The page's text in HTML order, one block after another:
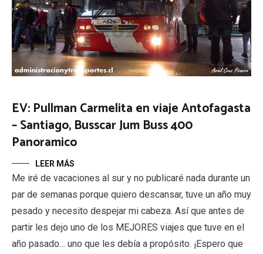
EV: Pullman Carmelita en viaje Antofagasta
– Santiago, Busscar Jum Buss 400
Panoramico
LEER MÁS
Me iré de vacaciones al sur y no publicaré nada durante un
par de semanas porque quiero descansar, tuve un año muy
pesado y necesito despejar mi cabeza. Así que antes de
partir les dejo uno de los MEJORES viajes que tuve en el
año pasado… uno que les debía a propósito. ¡Espero que